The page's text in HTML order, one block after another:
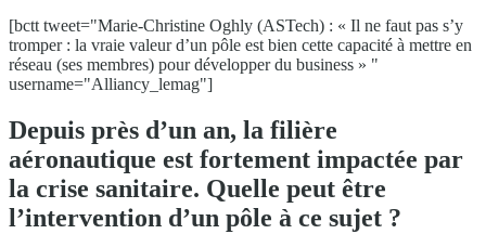
[bctt tweet="Marie-Christine Oghly (ASTech) : « Il ne faut pas s’y
tromper : la vraie valeur d’un pôle est bien cette capacité à mettre en
réseau (ses membres) pour développer du business » "
username="Alliancy_lemag"]
Depuis près d’un an, la filière
aéronautique est fortement impactée par
la crise sanitaire. Quelle peut être
l’intervention d’un pôle à ce sujet ?